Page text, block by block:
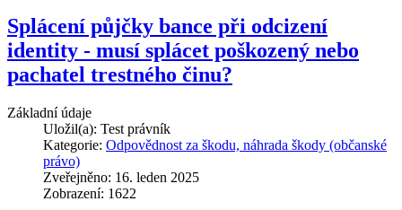
Splácení půjčky bance při odcizení
identity - musí splácet poškozený nebo
pachatel trestného činu?
Základní údaje
Uložil(a): Test právník
Kategorie: Odpovědnost za škodu, náhrada škody (občanské
právo)
Zveřejněno: 16. leden 2025
Zobrazení: 1622